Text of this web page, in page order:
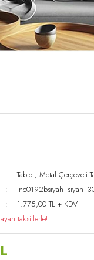
Tablo ,Metal Çerçeveli
1.775,00 TL + KDV
taksitlerle!